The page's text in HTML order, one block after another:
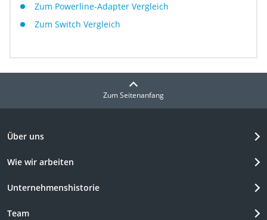
Zum Powerline-Adapter Vergleich
Zum Switch Vergleich
Zum Seitenanfang
Über uns
Wie wir arbeiten
Unternehmenshistorie
Team